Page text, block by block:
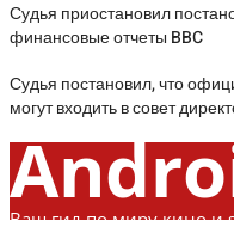
Судья приостановил
финансовые отчеты BBC
Судья постановил, что
могут входить в совет
Ваш гид по миру кино и